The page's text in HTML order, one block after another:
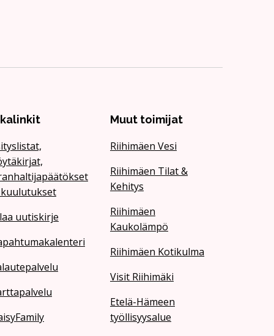
uutiskirje
Muut toimijat
Riihimäen Vesi
Riihimäen Tilat &
Kehitys
Riihimäen
Kaukolämpö
Riihimäen Kotikulma
Visit Riihimäki
Etelä-Hämeen
työllisyysalue